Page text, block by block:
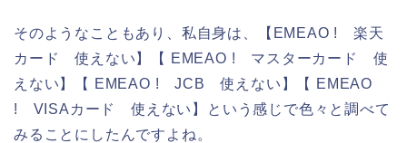
そのようなこともあり、私自身は、【EMEAO ! 楽天
カード 使えない】【 EMEAO ! マスターカード 使
えない】【 EMEAO ! JCB 使えない】【 EMEAO
! VISAカード 使えない】という感じで色々と調べて
みることにしたんですよね。